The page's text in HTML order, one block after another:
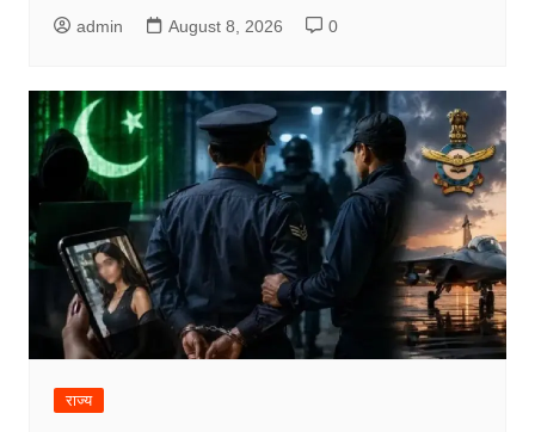
admin August 8, 2026 0
राज्य